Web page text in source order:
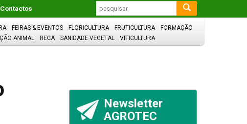
Contactos
FEIRAS & EVENTOS FLORICULTURA FRUTICULTURA
FORMAÇÃO
ANIMAL REGA SANIDADE VEGETAL VITICULTURA
Newsletter
AGROTEC